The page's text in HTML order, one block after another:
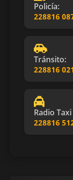
Policía:
228816
Tránsito:
228816
Radio
228816